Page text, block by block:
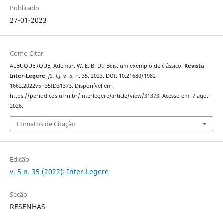
Publicado
27-01-2023
Como Citar
ALBUQUERQUE, Ademar. W. E. B. Du Bois, um exemplo de clássico. Revista
Inter-Legere, [S. l.], v. 5, n. 35, 2023. DOI: 10.21680/1982-
1662.2022v5n35ID31373. Disponível em:
https://periodicos.ufrn.br/interlegere/article/view/31373. Acesso em: 7 ago.
2026.
Fomatos de Citação
Edição
v. 5 n. 35 (2022): Inter-Legere
Seção
RESENHAS